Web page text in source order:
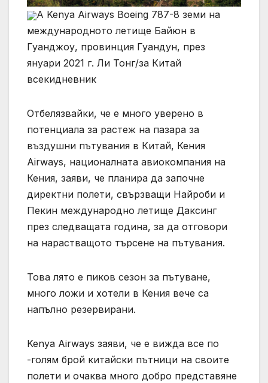
A Kenya Airways Boeing 787-8 земи на
международното летище Байюн в
Гуанджоу, провинция Гуандун, през
януари 2021 г. Ли Тонг/за Китай
всекидневник
Отбелязвайки, че е много уверено в
потенциала за растеж на пазара за
въздушни пътувания в Китай, Кения
Airways, националната авиокомпания на
Кения, заяви, че планира да започне
директни полети, свързващи Найроби и
Пекин международно летище Даксинг
през следващата година, за да отговори
на нарастващото търсене на пътувания.
Това лято е пиков сезон за пътуване,
много ложи и хотели в Кения вече са
напълно резервирани.
Kenya Airways заяви, че е вижда все по
-голям брой китайски пътници на своите
полети и очаква много добро представяне